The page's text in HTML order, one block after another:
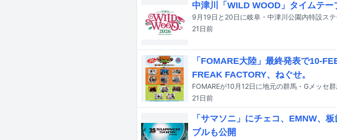
中津川「WILD WOOD」タイムテ
21日前
「FOMARE大陸」最終発表で10-
FREAK FACTORY、ねぐせ。
21日前
「サマソニ」にチェコ、EMNW
ブルも公開